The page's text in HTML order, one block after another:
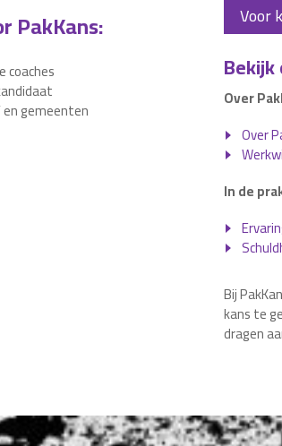
PakKans:
coaches
en gemeenten
Voor
Bekijk
Over
Over
In de
Bij
kans te
dragen